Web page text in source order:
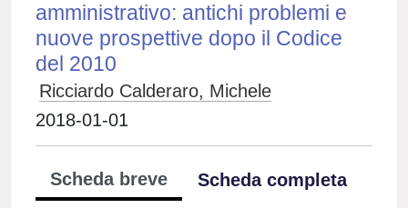
amministrativo: antichi problemi e
nuove prospettive dopo il Codice
del 2010
Ricciardo Calderaro, Michele
2018-01-01
Scheda breve
Scheda completa